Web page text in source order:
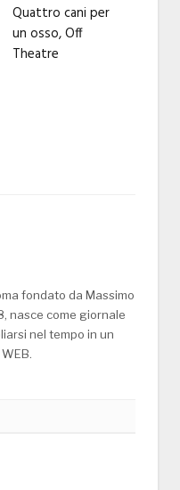
Quattro cani per
un osso, Off
Theatre
fondato da Massimo
nasce come giornale
nel tempo in un